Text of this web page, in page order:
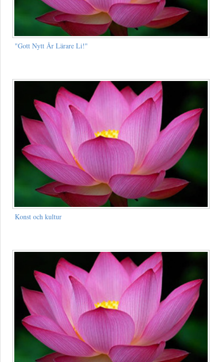
"Gott Nytt År Lärare Li!"
Konst och kultur